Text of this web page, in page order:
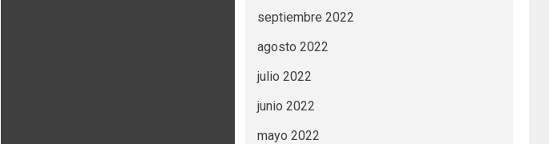
septiembre 2022
agosto 2022
julio 2022
junio 2022
mayo 2022